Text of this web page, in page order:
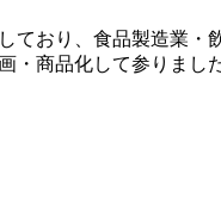
おり、食品製造業・
・商品化して参りました